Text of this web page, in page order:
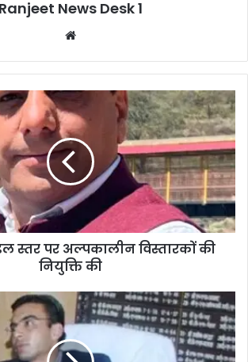
Ranjeet News Desk 1
te
स्तर पर अल्पकालीन विस्तारकों की
नियुक्ति की